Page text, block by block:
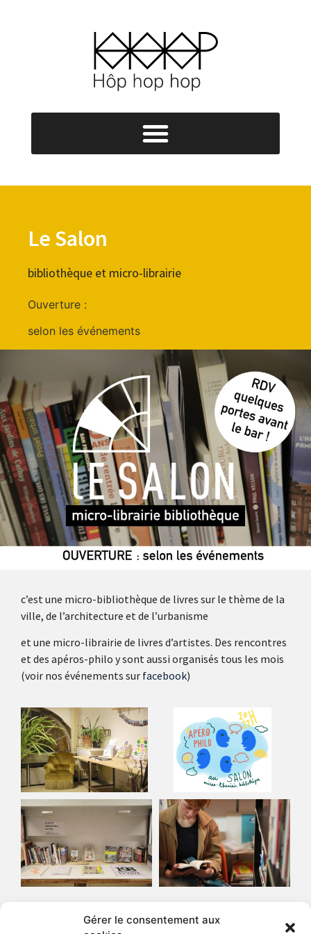
Gérer le consentement aux
Le Salon
bibliothèque et micro-librairie
Ouverture :
selon les événements
c’est une micro-bibliothèque de livres sur le thème de la
ville, de l’architecture et de l’urbanisme
et une micro-librairie de livres d’artistes. Des rencontres
et des apéros-philo y sont aussi organisés tous les mois
(voir nos événements sur facebook)